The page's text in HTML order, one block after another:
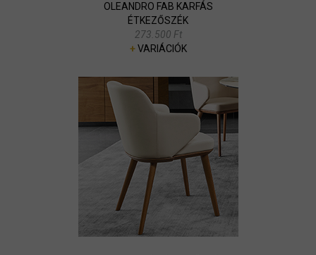
OLEANDRO FAB KARFÁS
ÉTKEZŐSZÉK
273.500 Ft
+VARIÁCIÓK